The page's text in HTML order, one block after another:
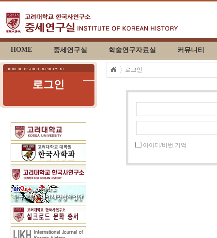
HOME 중세연구실 학술연구자료실 커뮤니티
로그인
로그인
아이디/비번 기억